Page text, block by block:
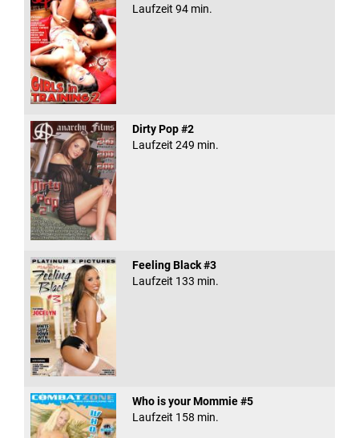
Laufzeit 94 min.
Dirty Pop #2
Laufzeit 249 min.
Feeling Black #3
Laufzeit 133 min.
Who is your Mommie #5
Laufzeit 158 min.